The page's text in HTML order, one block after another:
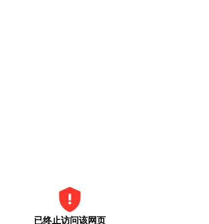
已终止访问该网页